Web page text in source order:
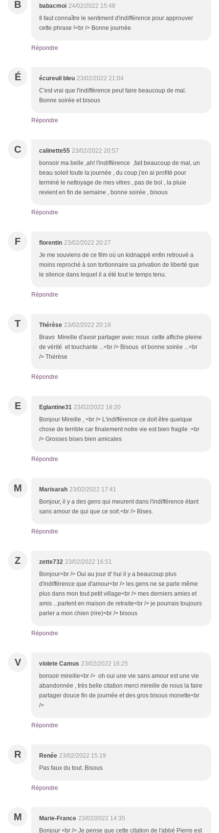
B babacmoi 24/02/2022 15:48
Il faut connaître le sentiment d'indifférence pour approuver
cette phrase !<br /> Bonne journée
Répondre
É écureuil bleu 23/02/2022 21:04
C'est vrai que l'indifférence peut faire beaucoup de mal.
Bonne soirée et bisous
Répondre
C calinette55 23/02/2022 20:57
bonsoir ma belle ,ah! l'indifférence ,fait beaucoup de mal, un
beau soleil toute la journée , du coup j'en ai profité pour
terminé le nettoyage de mes vitres , pas de bol , la pluie
revient en fin de semaine , bonne soirée , bisous
Répondre
F florentin 23/02/2022 20:27
Je me souviens de ce film où un kidnappé enfin retrouvé a
moins reproché à son tortionnaire sa privation de liberté que
le silence dans lequel il a été tout le temps tenu.
Répondre
T Thérèse 23/02/2022 20:18
Bravo Mireille d'avoir partager avec nous cette affiche pleine
de vérité et touchante ...<br /> Bisous et bonne soirée ...<br
/> Thérèse
Répondre
E Eglantine31 23/02/2022 18:20
Bonjour Mireille , <br /> L'indifférence ce doit être quelque
chose de terrible car finalement notre vie est bien fragile .<br
/> Grosses bises bien amicales
Répondre
M Marisarah 23/02/2022 17:41
Bonjour, il y a des gens qui meurent dans l'indifférence étant
sans amour de qui que ce soit.<br /> Bises.
Répondre
Z zette732 23/02/2022 16:51
Bonjour<br /> Oui au jour d' hui il y a beaucoup plus
d'indifférence que d'amour<br /> les gens ne se parle même
plus dans mon tout petit village<br /> mes derniers amies et
amis ...partent en maison de retraite<br /> je pourrais toujours
parler a mon chien (rire)<br /> bisous
Répondre
V violete Camus 23/02/2022 16:25
bonsoir mireille<br /> oh oui une vie sans amour est une vie
abandonnée , très belle citation merci mireille de nous la faire
partager douce fin de journée et des gros bisous monette<br
/>
Répondre
R Renée 23/02/2022 15:19
Pas faux du tout. Bisous
Répondre
M Marie-France 23/02/2022 14:35
Bonjour <br /> Je pense que cette citation de l'abbé Pierre est